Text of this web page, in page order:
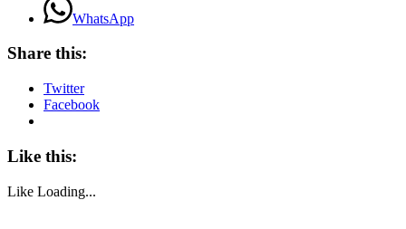
WhatsApp
Share this:
Twitter
Facebook
Like this:
Like Loading...